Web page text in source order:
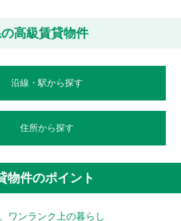
高級賃貸物件
沿線・駅から探す
住所から探す
物件のポイント
ワンランク上の暮らし